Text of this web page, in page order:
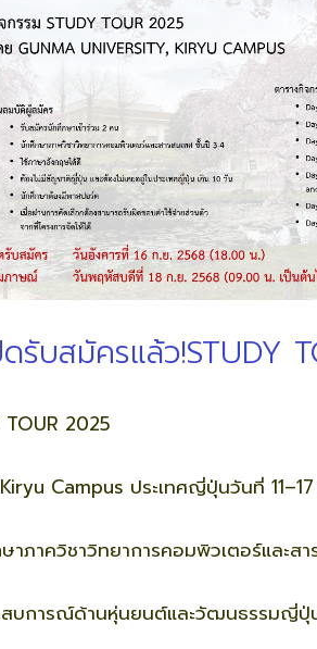
รับสมัครแล้ว!STUDY
TOUR 2025
Campus ประเทศญี่ปุ่นวันที่
ภาควิชาวิทยาการคอมพิวเตอร์และสา
สบการณ์ด้านหุ่นยนต์และวัฒนธรรมญี่ปุ่